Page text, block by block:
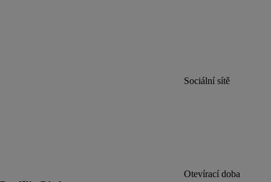
Sociální sítě
Otevírací doba